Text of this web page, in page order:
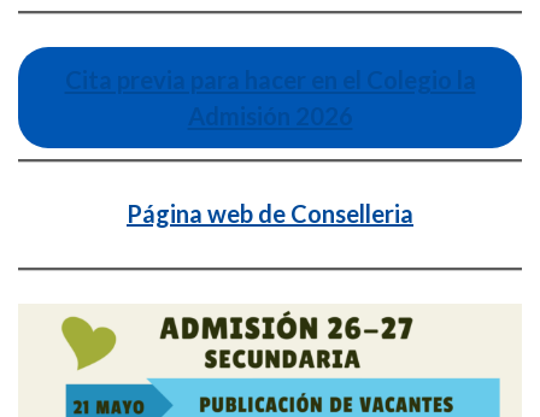
Cita previa para hacer en el Colegio la
Admisión 2026
Página web de Conselleria